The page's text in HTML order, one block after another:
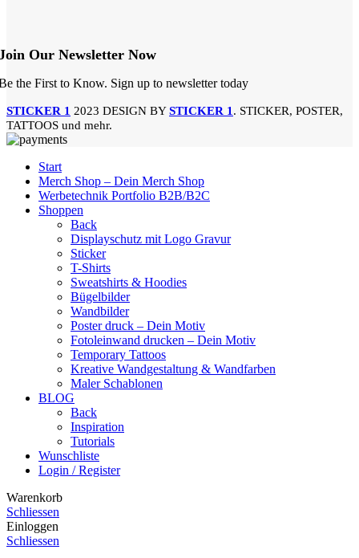
Our Newsletter Now
the First to Know. Sign up to newsletter today
STICKER 1 2023 DESIGN BYSTICKER 1 . STICKER, POSTER,
TATTOOS und mehr.
Start
Merch Shop – Dein Merch Shop
Werbetechnik Portfolio B2B/B2C
Shoppen
Back
Displayschutz mit Logo Gravur
Sticker
T-Shirts
Sweatshirts & Hoodies
Bügelbilder
Wandbilder
Poster druck – Dein Motiv
Fotoleinwand drucken – Dein Motiv
Temporary Tattoos
Kreative Wandgestaltung & Wandfarben
Maler Schablonen
BLOG
Back
Inspiration
Tutorials
Wunschliste
Login / Register
Warenkorb
Schliessen
Einloggen
Schliessen